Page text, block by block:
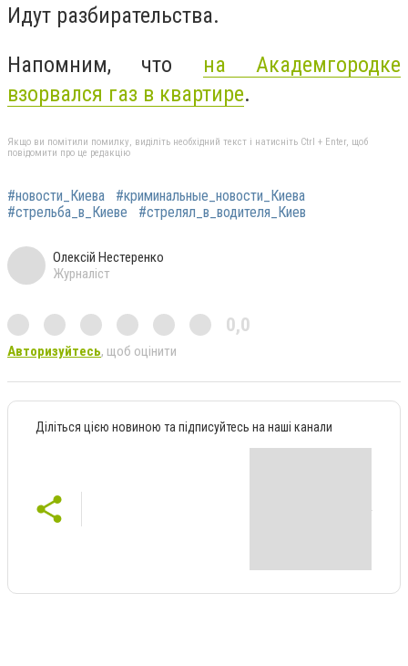
Идут разбирательства.
Напомним, что на Академгородке
взорвался газ в квартире.
Якщо ви помітили помилку, виділіть необхідний текст і натисніть Ctrl + Enter, щоб
повідомити про це редакцію
#новости_Киева
#криминальные_новости_Киева
#стрельба_в_Киеве
#стрелял_в_водителя_Киев
Олексій Нестеренко
Журналіст
0,0
Авторизуйтесь, щоб оцінити
Діліться цією новиною та підписуйтесь на наші канали